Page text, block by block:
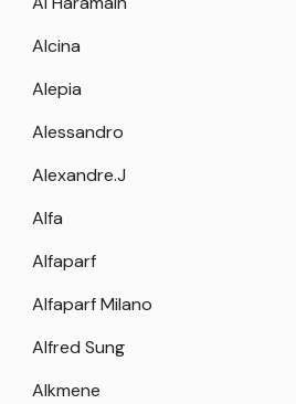
Alcina
Alepia
Alessandro
Alexandre.J
Alfa
Alfaparf
Alfaparf Milano
Alfred Sung
Alkmene